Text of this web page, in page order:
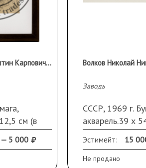
Сороченко Константин Карпович (1912–1987)
см (в
дата
стекло,
5 000
Заводь
СССР, 1969 г.
акварель.39 х
В паспарту
Эстимейт: 15
Не продано